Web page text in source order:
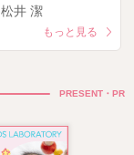
松井 潔
もっと見る
PRESENT・PR